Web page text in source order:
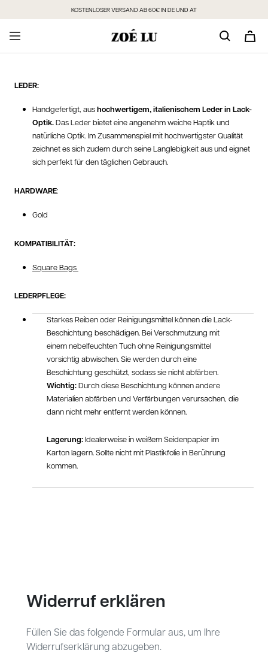
zum
Inhalt
KOSTENLOSER VERSAND AB 60€ IN DE UND AT
LEDER:
Handgefertigt, aushochwertigem, italienischem Leder in Lack-
Optik.Das Leder bietet eine angenehm weiche Haptik und
natürliche Optik. Im Zusammenspiel mit hochwertigster Qualität
zeichnet es sich zudem durch seine Langlebigkeit aus und eignet
sich perfekt für den täglichen Gebrauch.
HARDWARE:
Gold
KOMPATIBILITÄT:
Square Bags
LEDERPFLEGE:
Starkes Reiben oder Reinigungsmittel können die Lack-
Beschichtung beschädigen. Bei Verschmutzung mit
einem nebelfeuchten Tuch ohne Reinigungsmittel
vorsichtig abwischen. Sie werden durch eine
Beschichtung geschützt, sodass sie nicht abfärben.
Wichtig:Durch diese Beschichtung können andere
Materialien abfärben und Verfärbungen verursachen, die
dann nicht mehr entfernt werden können.
Lagerung:Idealerweise in weißem Seidenpapier im
Karton lagern. Sollte nicht mit Plastikfolie in Berührung
kommen.
Widerruf erklären
Füllen Sie das folgende Formular aus, um Ihre
Widerrufserklärung abzugeben.